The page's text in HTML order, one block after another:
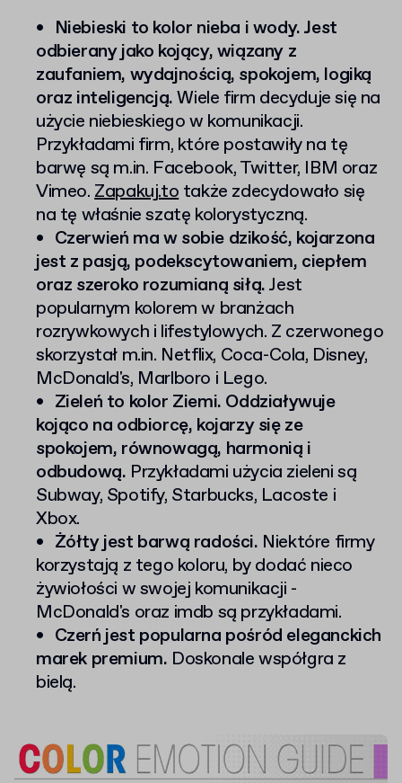
Niebieski to kolor nieba i wody. Jest
odbierany jako kojący, wiązany z
zaufaniem, wydajnością, spokojem, logiką
oraz inteligencją.Wiele firm decyduje się na
użycie niebieskiego w komunikacji.
Przykładami firm, które postawiły na tę
barwę są m.in. Facebook, Twitter, IBM oraz
Vimeo.Zapakuj.totakże zdecydowało się
na tę właśnie szatę kolorystyczną.
Czerwień ma w sobie dzikość, kojarzona
jest z pasją, podekscytowaniem, ciepłem
oraz szeroko rozumianą siłą.Jest
popularnym kolorem w branżach
rozrywkowych i lifestylowych. Z czerwonego
skorzystał m.in. Netflix, Coca-Cola, Disney,
McDonald's, Marlboro i Lego.
Zieleń to kolor Ziemi. Oddziaływuje
kojąco na odbiorcę, kojarzy się ze
spokojem, równowagą, harmonią i
odbudową. Przykładami użycia zieleni są
Subway, Spotify, Starbucks, Lacoste i
Xbox.
Żółty jest barwą radości. Niektóre firmy
korzystają z tego koloru, by dodać nieco
żywiołości w swojej komunikacji -
McDonald's oraz imdb są przykładami.
Czerń jest popularna pośród eleganckich
marek premium. Doskonale współgra z
bielą.